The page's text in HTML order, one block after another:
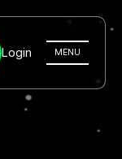
MENU
Login